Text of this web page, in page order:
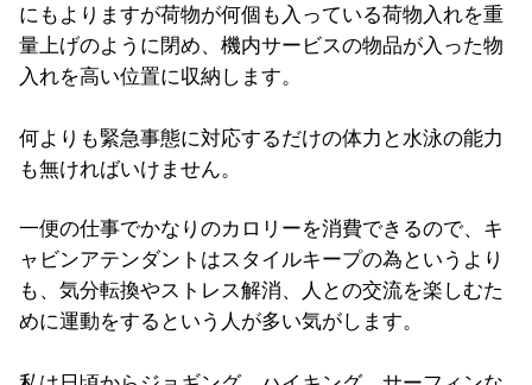
にもよりますが荷物が何個も入っている荷物入れを重
量上げのように閉め、機内サービスの物品が入った物
入れを高い位置に収納します。
何よりも緊急事態に対応するだけの体力と水泳の能力
も無ければいけません。
一便の仕事でかなりのカロリーを消費できるので、キ
ャビンアテンダントはスタイルキープの為というより
も、気分転換やストレス解消、人との交流を楽しむた
めに運動をするという人が多い気がします。